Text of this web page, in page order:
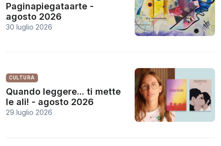
Paginapiegataarte -
agosto 2026
30 luglio 2026
CULTURA
Quando leggere... ti mette
le ali! - agosto 2026
29 luglio 2026